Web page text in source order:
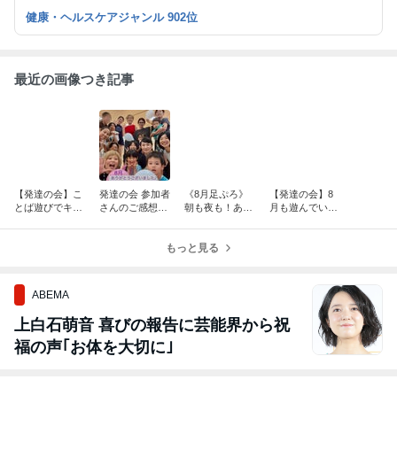
り入れ中。 ブログを訪れて下さった方がより健やかにhappyになり
ますように♪
健康・ヘルスケアジャンル 902位
最近の画像つき記事
【発達の会】こ
とば遊びでキッ
発達の会 参加者
さんのご感想♪
《8月足ぷろ》
朝も夜も！あい
受け放題〜
【発達の会】8
月も遊んでいい
もっと見る
ABEMA
上白石萌音 喜びの報告に芸能界から祝
福の声｢お体を大切に｣